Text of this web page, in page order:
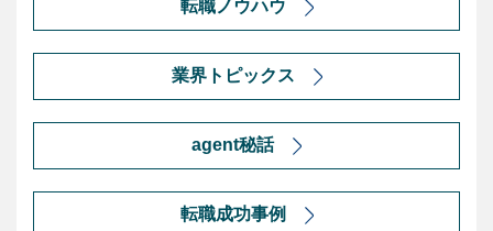
転職ノウハウ
業界トピックス
agent秘話
転職成功事例